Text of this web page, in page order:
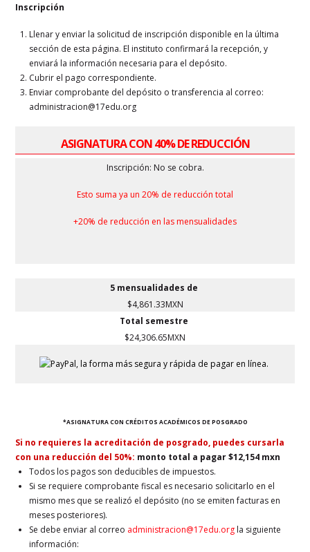
Inscripción
Llenar y enviar la solicitud de inscripción disponible en la última
sección de esta página. El instituto confirmará la recepción, y
enviará la información necesaria para el depósito.
Cubrir el pago correspondiente.
Enviar comprobante del depósito o transferencia al correo:
administracion@17edu.org
ASIGNATURACON 40% DE REDUCCIÓN
Inscripción: No se cobra.
Esto suma ya un 20% de reducción total
+20% de reducción en las mensualidades
5 mensualidades de
$4,861.33MXN
Total semestre
$24,306.65MXN
*ASIGNATURA CON CRÉDITOS ACADÉMICOS DE POSGRADO
Si no requieres la acreditación de posgrado, puedes cursarla
con una reducción del 50%: monto total a pagar $12,154 mxn
Todos los pagos son deducibles de impuestos.
Si se requiere comprobante fiscal es necesario solicitarlo en el
mismo mes que se realizó el depósito (no se emiten facturas en
meses posteriores).
Se debe enviar al correo administracion@17edu.org la siguiente
información: